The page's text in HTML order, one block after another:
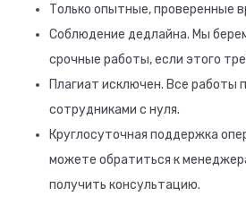
Только опытные, проверенные
Соблюдение дедлайна. Мы
срочные работы, если этого
Плагиат исключен. Все работы
сотрудниками с нуля.
Круглосуточная поддержка
можете обратиться к
получить консультацию.